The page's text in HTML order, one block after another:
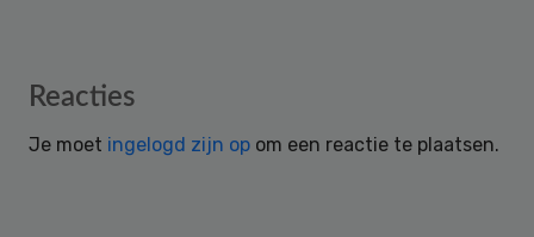
Reader
Reacties
Je moet ingelogd zijn op om een reactie te plaatsen.